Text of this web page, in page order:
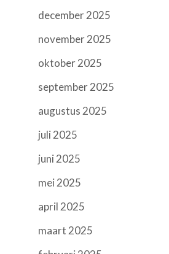
december 2025
november 2025
oktober 2025
september 2025
augustus 2025
juli 2025
juni 2025
mei 2025
april 2025
maart 2025